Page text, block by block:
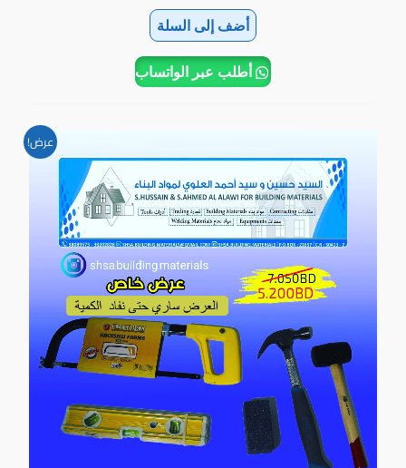
أضف إلى السلة
أطلب عبر الواتساب
عرض!
الأصلي
هو:
7.050BD.
الحالي
هو:
5.200BD.